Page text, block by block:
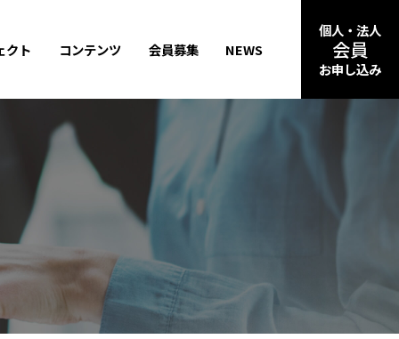
クト コンテンツ 会員募集 NEWS
個人・法人
会員
お申し込み